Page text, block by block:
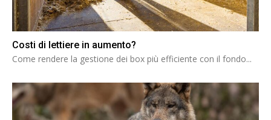
Costi di lettiere in aumento?
Come rendere la gestione dei box più efficiente con il fondo...